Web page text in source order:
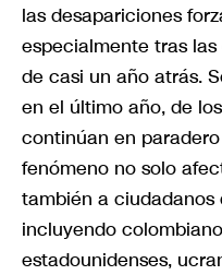
las desapariciones
especialmente tras
de casi un año atrás.
en el último año, de
continúan en
fenómeno no solo
también a
incluyendo
estadounidenses,